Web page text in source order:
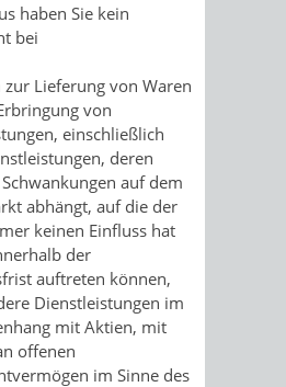
haben Sie kein
bei
zur Lieferung von Waren
von
einschließlich
deren
auf dem
abhängt, auf die der
keinen Einfluss hat
der
auftreten können,
Dienstleistungen im
mit Aktien, mit
offenen
im Sinne des